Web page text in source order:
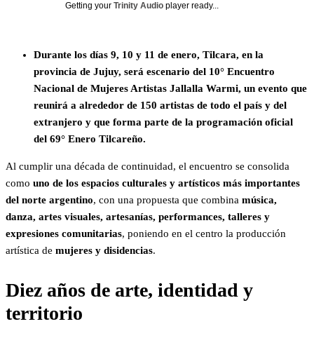
Getting your Trinity Audio player ready...
Durante los días 9, 10 y 11 de enero, Tilcara, en la
provincia de Jujuy, será escenario del 10° Encuentro
Nacional de Mujeres Artistas Jallalla Warmi, un evento que
reunirá a alrededor de 150 artistas de todo el país y del
extranjero y que forma parte de la programación oficial
del 69° Enero Tilcareño.
Al cumplir una década de continuidad, el encuentro se consolida
como uno de los espacios culturales y artísticos más importantes
del norte argentino, con una propuesta que combina música,
danza, artes visuales, artesanías, performances, talleres y
expresiones comunitarias, poniendo en el centro la producción
artística de mujeres y disidencias.
Diez años de arte, identidad y
territorio